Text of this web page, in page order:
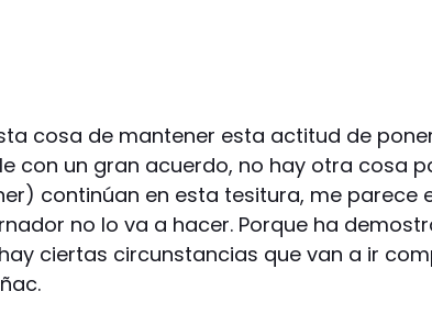
cosa de mantener esta actitud de
con un gran acuerdo, no hay otra cosa
continúan en esta tesitura, me parece
no lo va a hacer. Porque ha
ciertas circunstancias que van a ir